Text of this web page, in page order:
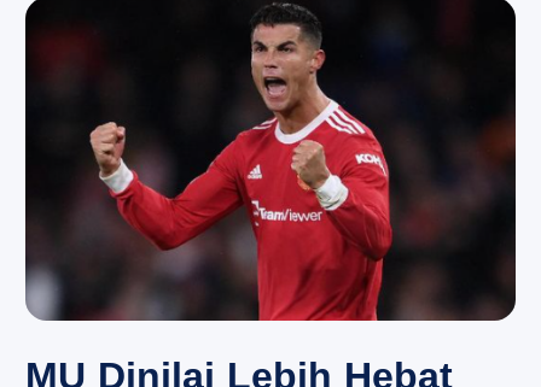
MU Dinilai Lebih Hebat